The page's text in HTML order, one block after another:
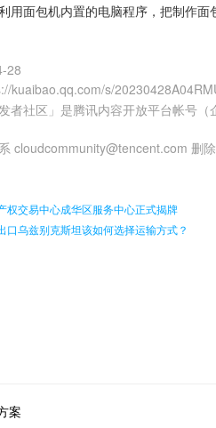
用面包机内置的电脑程序，把制作
28
kuaibao.qq.com/s/
者社区」是腾讯内容开放平台帐号
cloudcommunity@tencent.com 删除
权交易中心成华区服务中心正式揭牌
口乌兹别克斯坦该如何选择运输方式？
案